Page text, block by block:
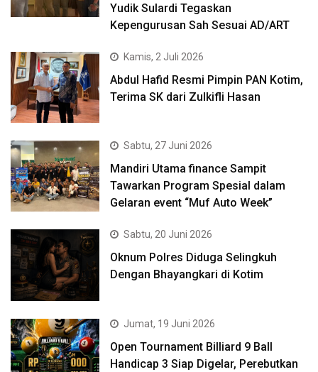
Yudik Sulardi Tegaskan
Kepengurusan Sah Sesuai AD/ART
Kamis, 2 Juli 2026
Abdul Hafid Resmi Pimpin PAN Kotim,
Terima SK dari Zulkifli Hasan
Sabtu, 27 Juni 2026
Mandiri Utama finance Sampit
Tawarkan Program Spesial dalam
Gelaran event “Muf Auto Week”
Sabtu, 20 Juni 2026
Oknum Polres Diduga Selingkuh
Dengan Bhayangkari di Kotim
Jumat, 19 Juni 2026
Open Tournament Billiard 9 Ball
Handicap 3 Siap Digelar, Perebutkan